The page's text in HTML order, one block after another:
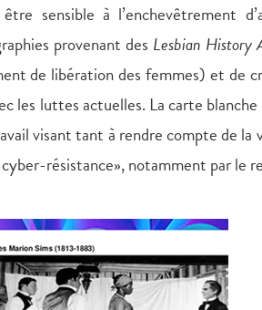
sensible à l’enchevêtrement
provenant des Lesbian History
de libération des femmes) et de
les luttes actuelles. La carte blanche
visant tant à rendre compte de la
résistance», notamment par le